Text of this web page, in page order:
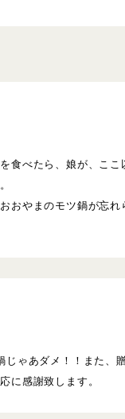
食べたら、娘が、ここ
おやまのモツ鍋が忘れ
ゃあダメ！！また、
に感謝致します。